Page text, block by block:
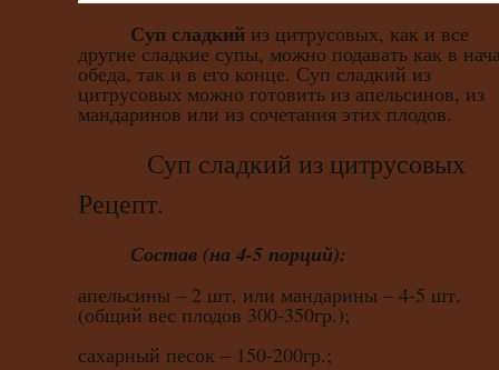
Суп сладкий из цитрусовых, как и все
другие сладкие супы, можно подавать как в
обеда, так и в его конце. Суп сладкий из
цитрусовых можно готовить из апельсинов, из
мандаринов или из сочетания этих плодов.
Суп сладкий из цитрусовых
Рецепт.
Состав (на 4-5 порций):
апельсины – 2 шт. или мандарины – 4-5 шт.
(общий вес плодов 300-350гр.);
сахарный песок – 150-200гр.;